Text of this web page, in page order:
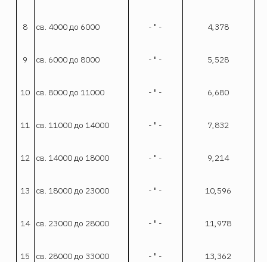
8 св. 4000 до 6000 - " - 4,378
9 св. 6000 до 8000 - " - 5,528
10 св. 8000 до 11000 - " - 6,680
11 св. 11000 до 14000 - " - 7,832
12 св. 14000 до 18000 - " - 9,214
13 св. 18000 до 23000 - " - 10,596
14 св. 23000 до 28000 - " - 11,978
15 св. 28000 до 33000 - " - 13,362